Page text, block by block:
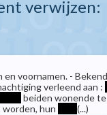
verwijzen:
voornamen. -
verleend aan :
beiden wonende te
hun
(...)